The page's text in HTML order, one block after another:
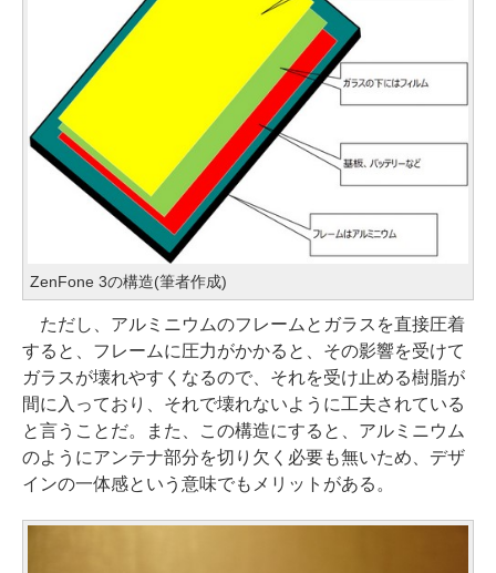
ZenFone 3の構造(筆者作成)
ただし、アルミニウムのフレームとガラスを直接圧着
すると、フレームに圧力がかかると、その影響を受けて
ガラスが壊れやすくなるので、それを受け止める樹脂が
間に入っており、それで壊れないように工夫されている
と言うことだ。また、この構造にすると、アルミニウム
のようにアンテナ部分を切り欠く必要も無いため、デザ
インの一体感という意味でもメリットがある。